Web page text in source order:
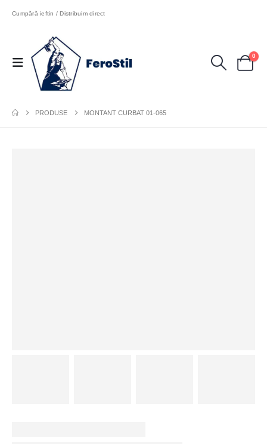
Cumpără ieftin / Distribuim direct
0
PRODUSE MONTANT CURBAT 01-065